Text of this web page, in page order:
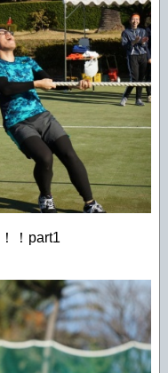
！part1